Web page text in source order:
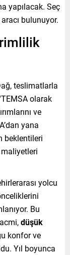
yapılacak. Seç
bulunuyor.
teslimatlarla
olarak
ve
yana
beklentileri
yolcu
Bu
düşük
konfor ve
Yıl boyunca